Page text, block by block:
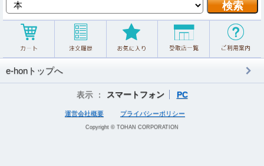
e-honトップへ
表示 ： スマートフォン PC
運営会社概要 プライバシーポリシー
Copyright © TOHAN CORPORATION